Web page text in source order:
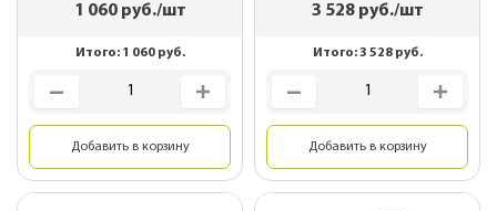
1 060руб./шт
Итого: 1 060руб.
Добавить в корзину
3 528руб./шт
Итого:3 528руб.
Добавить в корзину